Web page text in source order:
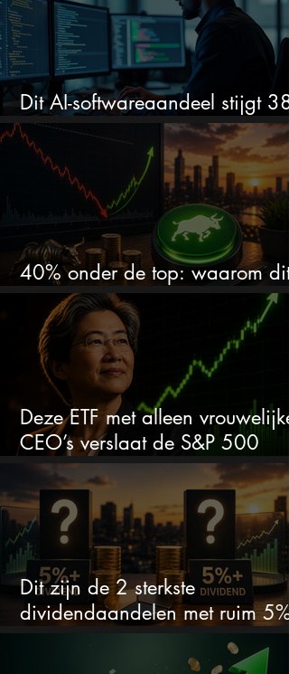
Dit AI-softwareaandeel stijgt
en zet de SaaS-crash op zijn
40% onder de top: waarom dit
aandeel weer interessant wordt
Deze ETF met alleen vrouwelijke
CEO’s verslaat de S&P 500
keihard
Dit zijn de 2 sterkste
dividendaandelen met ruim 5%